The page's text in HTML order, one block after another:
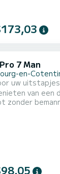
7 Man
en-
uw
van een
zonder